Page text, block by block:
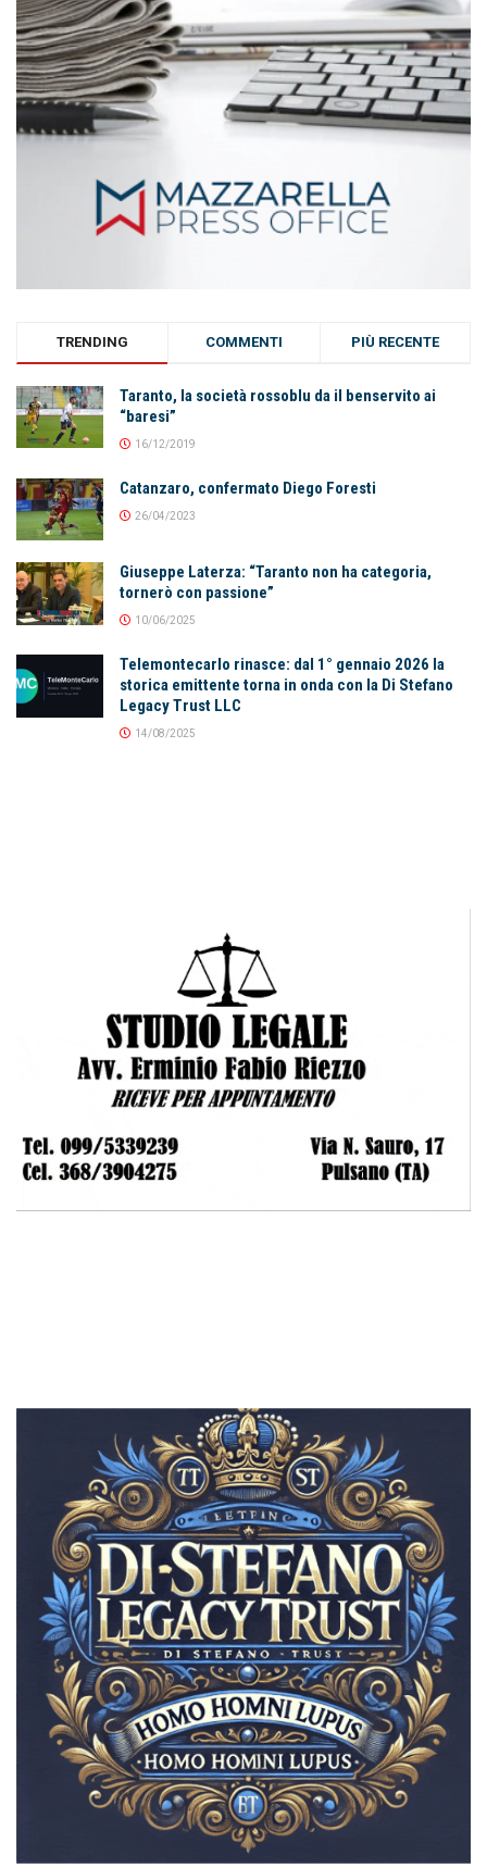
TRENDING COMMENTI PIÙ RECENTE
Taranto, la società rossoblu da il benservito ai
“baresi”
16/12/2019
Catanzaro, confermato Diego Foresti
26/04/2023
Giuseppe Laterza: “Taranto non ha categoria,
tornerò con passione”
10/06/2025
Telemontecarlo rinasce: dal 1° gennaio 2026 la
storica emittente torna in onda con la Di Stefano
Legacy Trust LLC
14/08/2025